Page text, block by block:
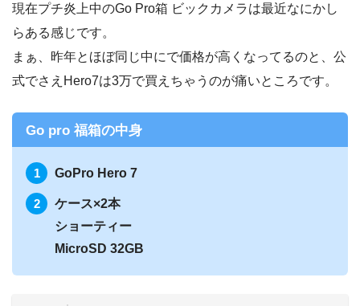
現在プチ炎上中のGo Pro箱 ビックカメラは最近なにかし
らある感じです。
まぁ、昨年とほぼ同じ中にで価格が高くなってるのと、公
式でさえHero7は3万で買えちゃうのが痛いところです。
Go pro 福箱の中身
GoPro Hero 7
ケース×2本
ショーティー
MicroSD 32GB